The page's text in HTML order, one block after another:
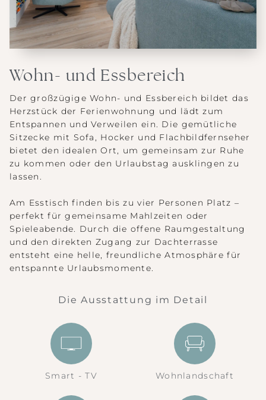
Wohn- und Essbereich
Der großzügige Wohn- und Essbereich bildet das
Herzstück der Ferienwohnung und lädt zum
Entspannen und Verweilen ein. Die gemütliche
Sitzecke mit Sofa, Hocker und Flachbildfernseher
bietet den idealen Ort, um gemeinsam zur Ruhe
zu kommen oder den Urlaubstag ausklingen zu
lassen.
Am Esstisch finden bis zu vier Personen Platz –
perfekt für gemeinsame Mahlzeiten oder
Spieleabende. Durch die offene Raumgestaltung
und den direkten Zugang zur Dachterrasse
entsteht eine helle, freundliche Atmosphäre für
entspannte Urlaubsmomente.
Die Ausstattung im Detail
Smart - TV Wohnlandschaft